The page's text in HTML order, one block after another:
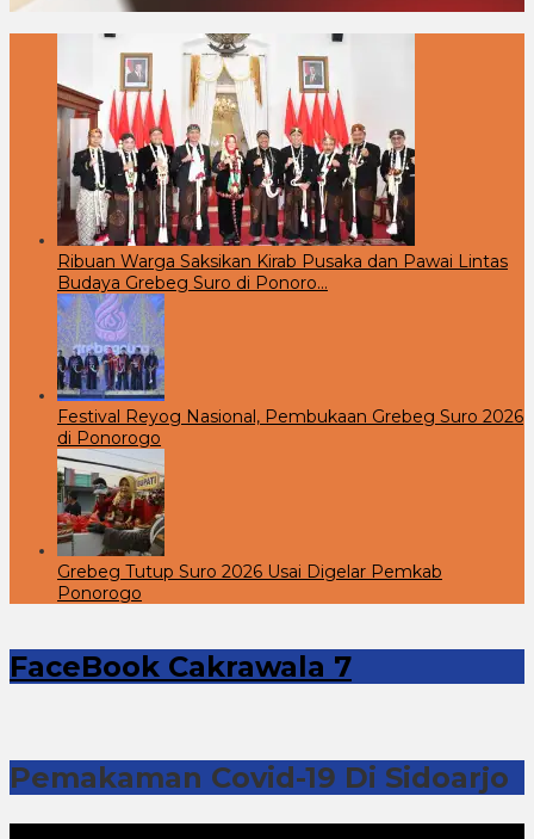
Ribuan Warga Saksikan Kirab Pusaka dan Pawai Lintas
Budaya Grebeg Suro di Ponoro…
Festival Reyog Nasional, Pembukaan Grebeg Suro 2026
di Ponorogo
Grebeg Tutup Suro 2026 Usai Digelar Pemkab
Ponorogo
FaceBook Cakrawala 7
Pemakaman Covid-19 Di Sidoarjo